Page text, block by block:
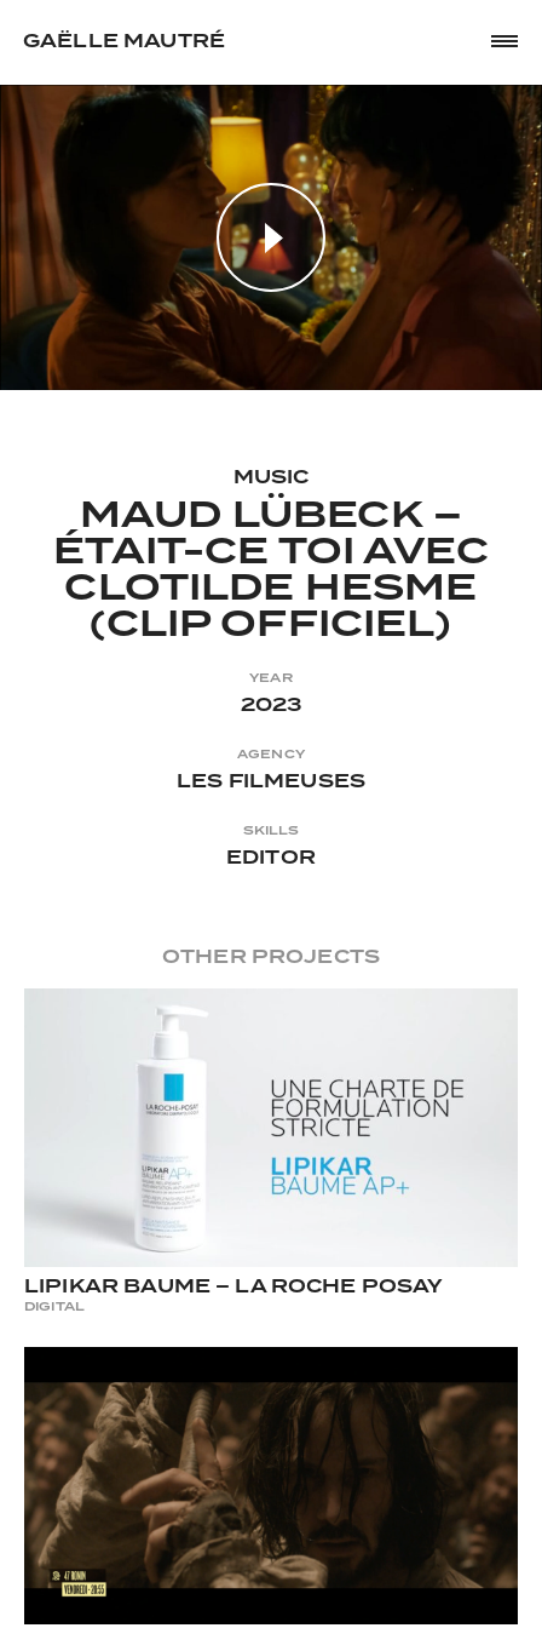
GAËLLE MAUTRÉ
MUSIC
MAUD LÜBECK –
ÉTAIT-CE TOI AVEC
CLOTILDE HESME
(CLIP OFFICIEL)
YEAR
2023
AGENCY
LES FILMEUSES
SKILLS
EDITOR
OTHER PROJECTS
LIPIKAR BAUME – LA ROCHE POSAY
DIGITAL